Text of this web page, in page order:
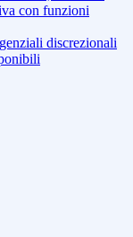
con funzioni
discrezionali